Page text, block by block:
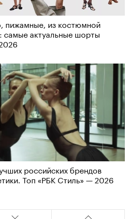
пижамные, из костюмной
самые актуальные шорты
российских брендов
Топ «РБК Стиль» — 2026
ТАКЖЕ